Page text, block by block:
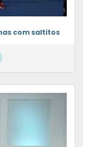
com saltitos